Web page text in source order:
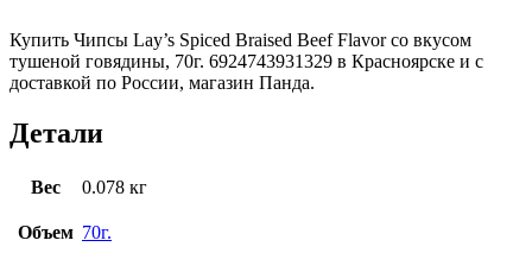
Купить Чипсы Lay’s Spiced Braised Beef Flavor со вкусом
тушеной говядины, 70г. 6924743931329 в Красноярске и с
доставкой по России, магазин Панда.
Детали
Вес 0.078 кг
Объем 70г.